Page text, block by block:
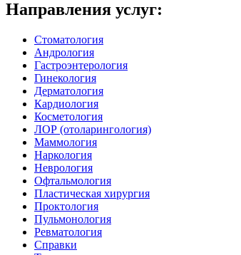
Направления услуг:
Стоматология
Андрология
Гастроэнтерология
Гинекология
Дерматология
Кардиология
Косметология
ЛОР (отоларингология)
Маммология
Наркология
Неврология
Офтальмология
Пластическая хирургия
Проктология
Пульмонология
Ревматология
Справки